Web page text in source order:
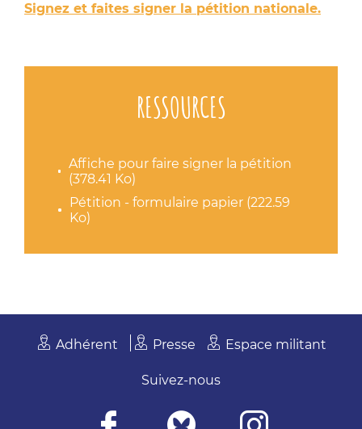
Signez et faites signer la pétition nationale.
RESSOURCES
Affiche pour faire signer la pétition
(378.41 Ko)
Pétition - formulaire papier (222.59
Ko)
Adhérent Presse Espace militant
Suivez-nous